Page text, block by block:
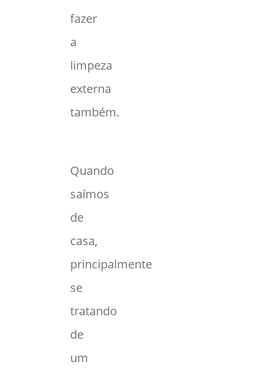
fazer
a
limpeza
externa
também.
Quando
saímos
de
casa,
principalmente
se
tratando
de
um